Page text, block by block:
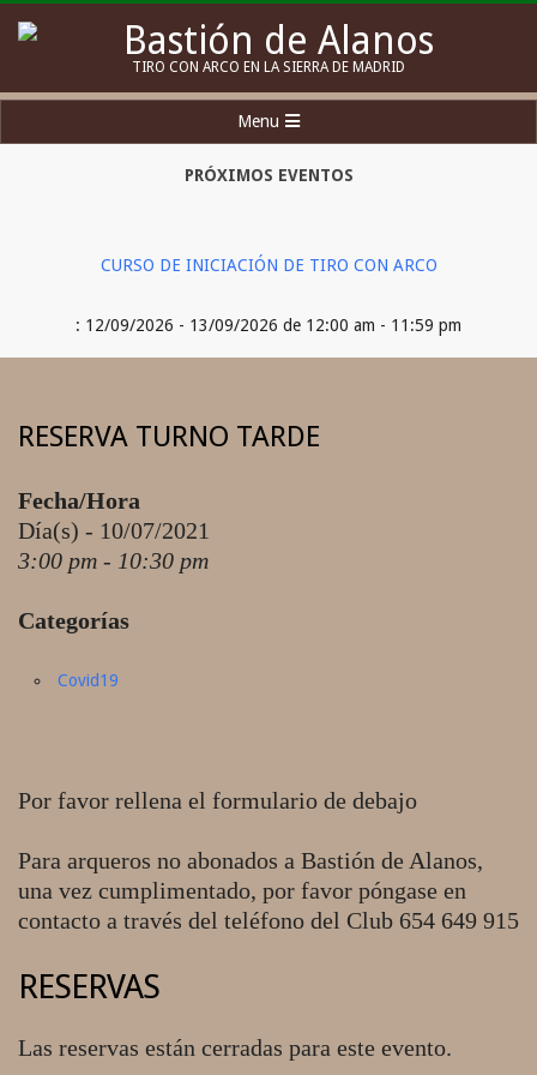
Bastión
de
Alanos
TIRO CON ARCO EN LA SIERRA DE MADRID
Navigation
Menu
PRÓXIMOS EVENTOS
CURSO DE INICIACIÓN DE TIRO CON ARCO
: 12/09/2026 - 13/09/2026 de 12:00 am - 11:59 pm
RESERVA TURNO TARDE
Fecha/Hora
Día(s) - 10/07/2021
3:00 pm - 10:30 pm
Categorías
Covid19
Por favor rellena el formulario de debajo
Para arqueros no abonados a Bastión de Alanos,
una vez cumplimentado, por favor póngase en
contacto a través del teléfono del Club 654 649 915
RESERVAS
Las reservas están cerradas para este evento.